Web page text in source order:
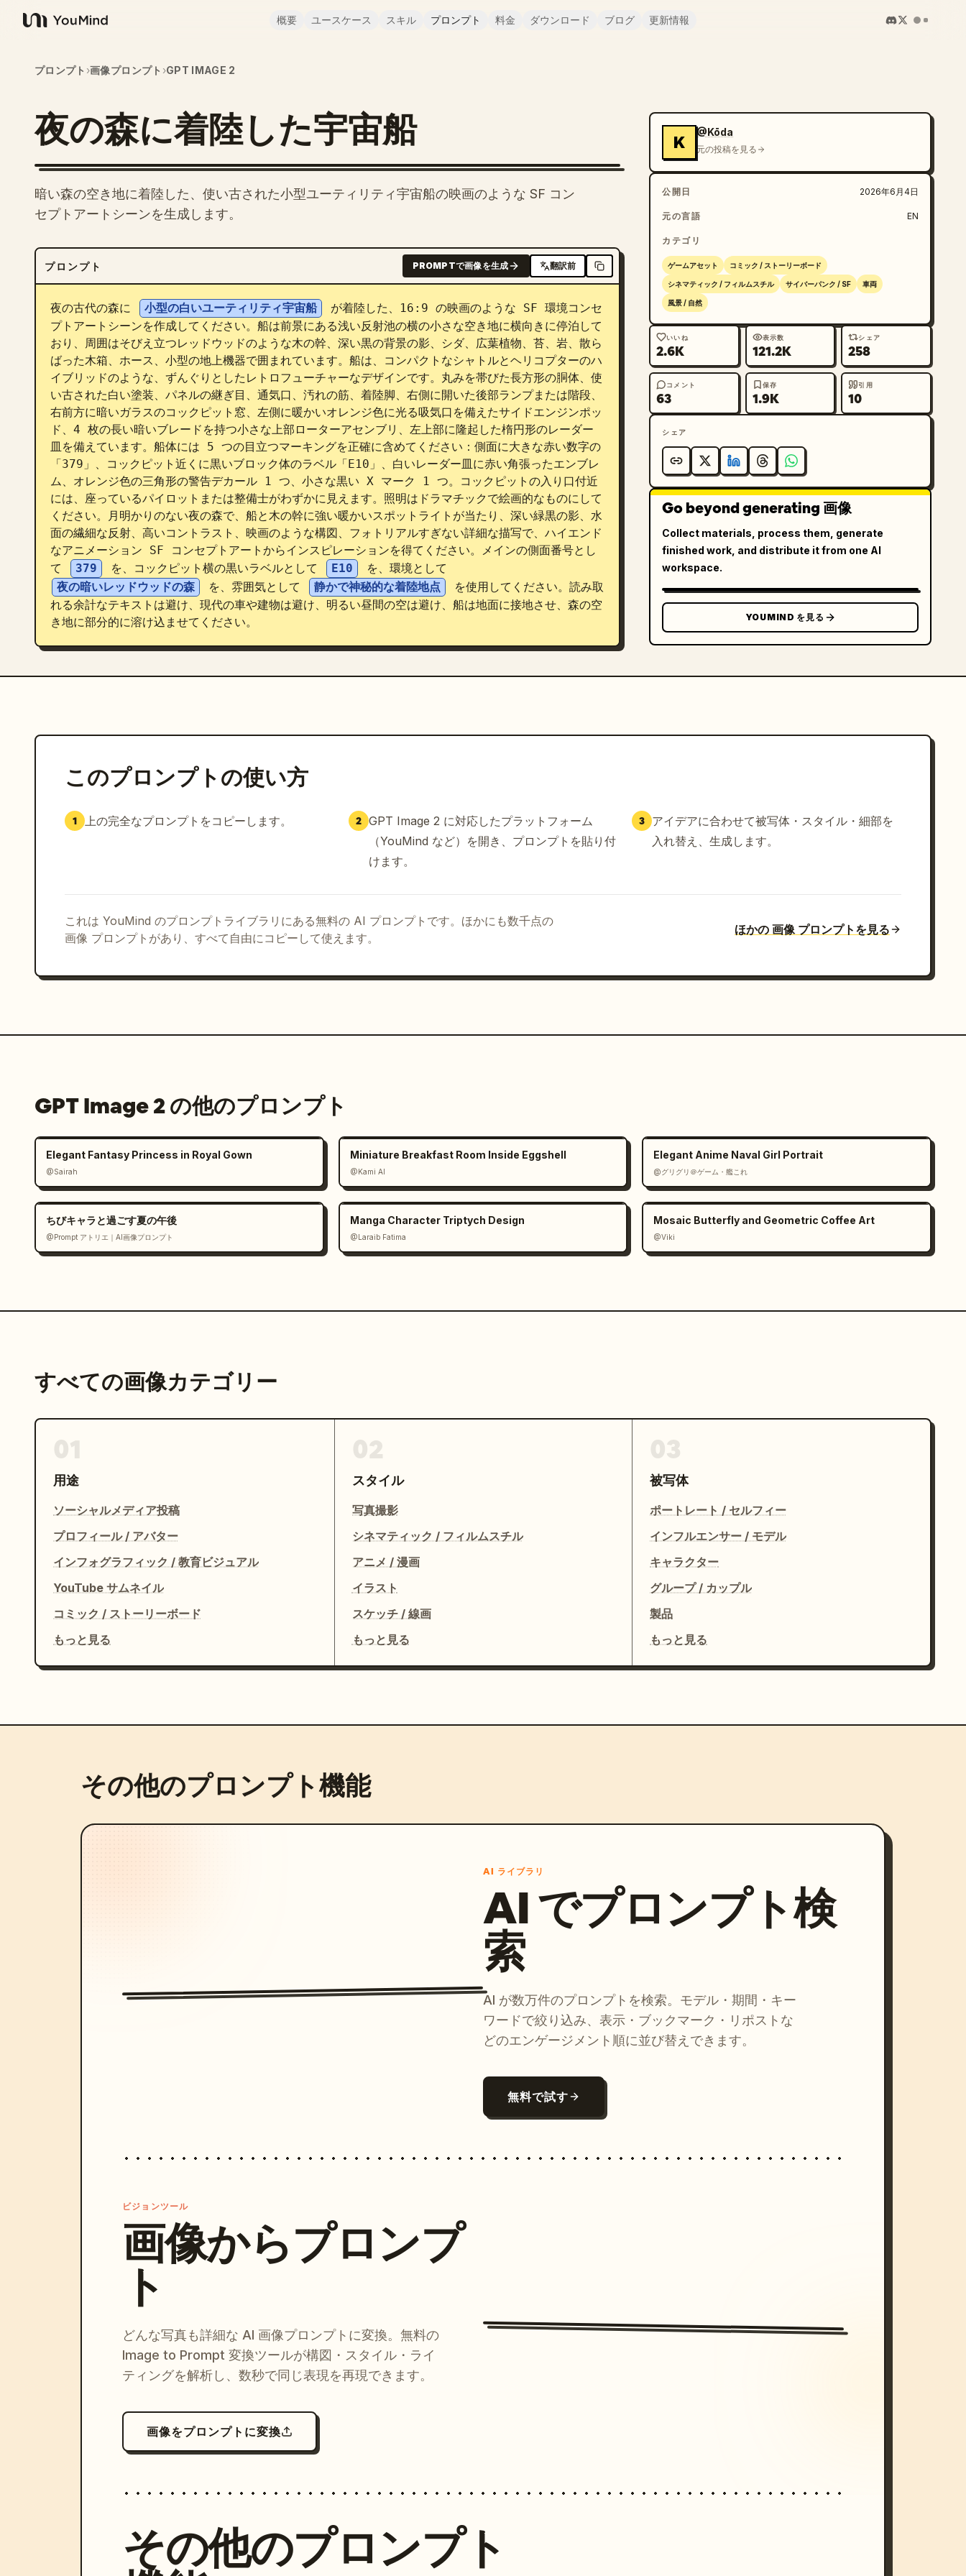
YouMind
概要 ユースケース スキル プロンプト 料金 ダウンロード ブログ 更新情報
プロンプト ›画像プロンプト ›GPT IMAGE 2
夜の森に着陸した宇宙船
暗い森の空き地に着陸した、使い古された小型ユーティリティ宇宙船の映画のような SF コン
セプトアートシーンを生成します。
プロンプト PROMPTで画像を生成 翻訳前
夜の古代の森に 小型の白いユーティリティ宇宙船
が着陸した、16:9 の映画のような SF 環境コンセ
プトアートシーンを作成してください。船は前景にある浅い反射池の横の小さな空き地に横向きに停泊して
おり、周囲はそびえ立つレッドウッドのような木の幹、深い黒の背景の影、シダ、広葉植物、苔、岩、散ら
ばった木箱、ホース、小型の地上機器で囲まれています。船は、コンパクトなシャトルとヘリコプターのハ
イブリッドのような、ずんぐりとしたレトロフューチャーなデザインです。丸みを帯びた長方形の胴体、使
い古された白い塗装、パネルの継ぎ目、通気口、汚れの筋、着陸脚、右側に開いた後部ランプまたは階段、
右前方に暗いガラスのコックピット窓、左側に暖かいオレンジ色に光る吸気口を備えたサイドエンジンポッ
ド、4 枚の長い暗いブレードを持つ小さな上部ローターアセンブリ、左上部に隆起した楕円形のレーダー
皿を備えています。船体には 5 つの目立つマーキングを正確に含めてください：側面に大きな赤い数字の
「379」、コックピット近くに黒いブロック体のラベル「E10」、白いレーダー皿に赤い角張ったエンブレ
ム、オレンジ色の三角形の警告デカール 1 つ、小さな黒い X マーク 1 つ。コックピットの入り口付近
には、座っているパイロットまたは整備士がわずかに見えます。照明はドラマチックで絵画的なものにして
ください。月明かりのない夜の森で、船と木の幹に強い暖かいスポットライトが当たり、深い緑黒の影、水
面の繊細な反射、高いコントラスト、映画のような構図、フォトリアルすぎない詳細な描写で、ハイエンド
なアニメーション SF コンセプトアートからインスピレーションを得てください。メインの側面番号とし
て
379 を、コックピット横の黒いラベルとして E10
を、環境として
夜の暗いレッドウッドの森
を、雰囲気として 静かで神秘的な着陸地点
を使用してください。読み取
れる余計なテキストは避け、現代の車や建物は避け、明るい昼間の空は避け、船は地面に接地させ、森の空
き地に部分的に溶け込ませてください。
K
@Kōda
元の投稿を見る
公開日 2026年6月4日
元の言語 EN
カテゴリ
ゲームアセット コミック / ストーリーボード
シネマティック / フィルムスチル サイバーパンク / SF 車両
風景 / 自然
いいね
2.6K
表示数
121.2K
シェア
258
コメント
63
保存
1.9K
引用
10
シェア
Go beyond generating 画像
Collect materials, process them, generate
finished work, and distribute it from one AI
workspace.
YOUMIND を見る
このプロンプトの使い方
1 上の完全なプロンプトをコピーします。 2 GPT Image 2 に対応したプラットフォーム
（YouMind など）を開き、プロンプトを貼り付
けます。
3
アイデアに合わせて被写体・スタイル・細部を
入れ替え、生成します。
これは YouMind のプロンプトライブラリにある無料の AI プロンプトです。ほかにも数千点の
画像 プロンプトがあり、すべて自由にコピーして使えます。
ほかの 画像 プロンプトを見る
GPT Image 2 の他のプロンプト
Elegant Fantasy Princess in Royal Gown
@Sairah
Miniature Breakfast Room Inside Eggshell
@Kami AI
Elegant Anime Naval Girl Portrait
@グリグリ＠ゲーム・艦これ
ちびキャラと過ごす夏の午後
@Prompt アトリエ｜AI画像プロンプト
Manga Character Triptych Design
@Laraib Fatima‎
Mosaic Butterfly and Geometric Coffee Art
@Viki
すべての画像カテゴリー
用途
ソーシャルメディア投稿
プロフィール / アバター
インフォグラフィック / 教育ビジュアル
YouTube サムネイル
コミック / ストーリーボード
もっと見る
スタイル
写真撮影
シネマティック / フィルムスチル
アニメ / 漫画
イラスト
スケッチ / 線画
もっと見る
被写体
ポートレート / セルフィー
インフルエンサー / モデル
キャラクター
グループ / カップル
製品
もっと見る
その他のプロンプト機能
AI ライブラリ
AI でプロンプト検
索
AI が数万件のプロンプトを検索。モデル・期間・キー
ワードで絞り込み、表示・ブックマーク・リポストな
どのエンゲージメント順に並び替えできます。
無料で試す
ビジョンツール
画像からプロンプ
ト
どんな写真も詳細な AI 画像プロンプトに変換。無料の
Image to Prompt 変換ツールが構図・スタイル・ライ
ティングを解析し、数秒で同じ表現を再現できます。
画像をプロンプトに変換
その他のプロンプト